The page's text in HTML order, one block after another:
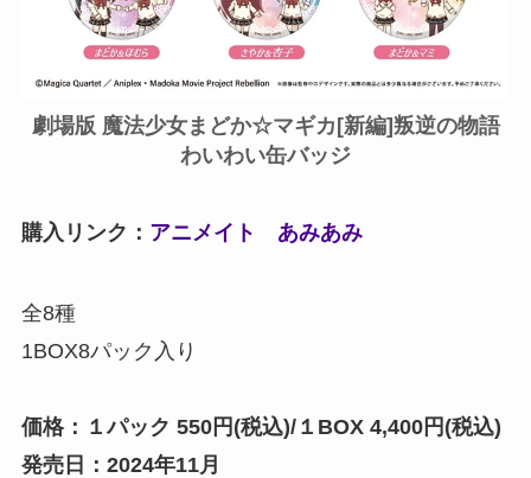
劇場版 魔法少女まどか☆マギカ[新編]叛逆の物語
わいわい缶バッジ
購入リンク： アニメイト あみあみ
全8種
1BOX8パック入り
価格：１パック 550円(税込)/１BOX 4,400円(税込)
発売日：2024年11月